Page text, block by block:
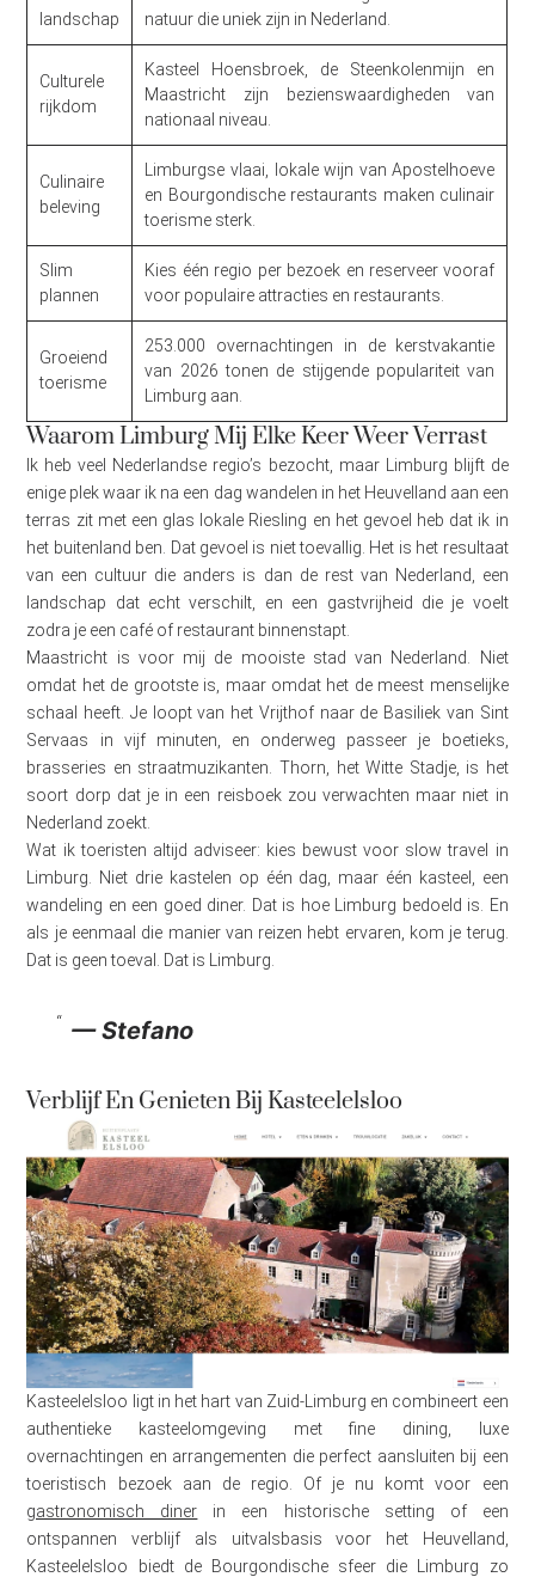
landschap
natuur die uniek zijn in Nederland.
Culturele
rijkdom
Kasteel Hoensbroek, de Steenkolenmijn en
Maastricht zijn bezienswaardigheden van
nationaal niveau.
Culinaire
beleving
Limburgse vlaai, lokale wijn van Apostelhoeve
en Bourgondische restaurants maken culinair
toerisme sterk.
Slim
plannen
Kies één regio per bezoek en reserveer vooraf
voor populaire attracties en restaurants.
Groeiend
toerisme
253.000 overnachtingen in de kerstvakantie
van 2026 tonen de stijgende populariteit van
Limburg aan.
Waarom Limburg Mij Elke Keer Weer Verrast
Ik heb veel Nederlandse regio’s bezocht, maar Limburg blijft de
enige plek waar ik na een dag wandelen in het Heuvelland aan een
terras zit met een glas lokale Riesling en het gevoel heb dat ik in
het buitenland ben. Dat gevoel is niet toevallig. Het is het resultaat
van een cultuur die anders is dan de rest van Nederland, een
landschap dat echt verschilt, en een gastvrijheid die je voelt
zodra je een café of restaurant binnenstapt.
Maastricht is voor mij de mooiste stad van Nederland. Niet
omdat het de grootste is, maar omdat het de meest menselijke
schaal heeft. Je loopt van het Vrijthof naar de Basiliek van Sint
Servaas in vijf minuten, en onderweg passeer je boetieks,
brasseries en straatmuzikanten. Thorn, het Witte Stadje, is het
soort dorp dat je in een reisboek zou verwachten maar niet in
Nederland zoekt.
Wat ik toeristen altijd adviseer: kies bewust voor slow travel in
Limburg. Niet drie kastelen op één dag, maar één kasteel, een
wandeling en een goed diner. Dat is hoe Limburg bedoeld is. En
als je eenmaal die manier van reizen hebt ervaren, kom je terug.
Dat is geen toeval. Dat is Limburg.
— Stefano
Verblijf En Genieten Bij Kasteelelsloo
Kasteelelsloo ligt in het hart van Zuid-Limburg en combineert een
authentieke kasteelomgeving met fine dining, luxe
overnachtingen en arrangementen die perfect aansluiten bij een
toeristisch bezoek aan de regio. Of je nu komt voor een
gastronomisch diner in een historische setting of een
ontspannen verblijf als uitvalsbasis voor het Heuvelland,
Kasteelelsloo biedt de Bourgondische sfeer die Limburg zo